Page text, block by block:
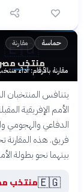
حماسة مقارنة
🇪🇬
منتخب
مقارنة بالأرقام: أداء
يتنافس المنتخبان
الأمم الإفريقية
الدفاعي والهجومي
فريق. هذه المقارنة
بينهما نحو بطولة
🇪🇬منتخب